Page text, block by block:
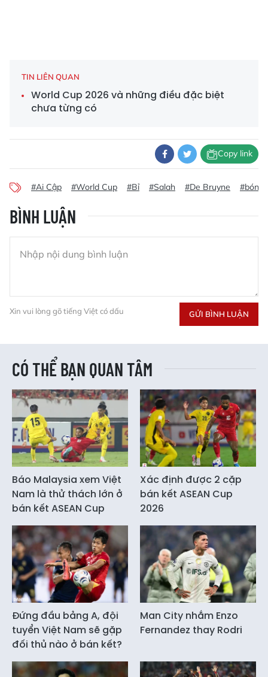
TIN LIÊN QUAN
World Cup 2026 và những điều đặc biệt
chưa từng có
Copy link
#Ai Cập #World Cup #Bỉ #Salah #De Bruyne #bóng
BÌNH LUẬN
Xin vui lòng gõ tiếng Việt có dấu GỬI BÌNH LUẬN
CÓ THỂ BẠN QUAN TÂM
Báo Malaysia xem Việt
Nam là thử thách lớn ở
bán kết ASEAN Cup
Xác định được 2 cặp
bán kết ASEAN Cup
2026
Đứng đầu bảng A, đội
tuyển Việt Nam sẽ gặp
đối thủ nào ở bán kết?
Man City nhắm Enzo
Fernandez thay Rodri